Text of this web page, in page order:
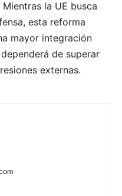
la UE busca
esta reforma
mayor integración
de superar
externas.